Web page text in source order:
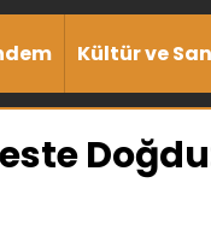
Kültür ve